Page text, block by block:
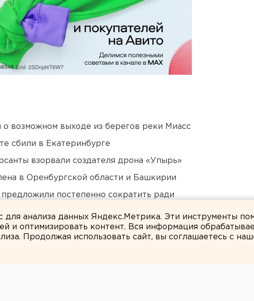
возможном выходе из берегов реки Миасс
сбили в Екатеринбурге
взорвали создателя дрона «Упырь»
в Оренбургской области и Башкирии
предложили постепенно сократить ради
анализа данных Яндекс.Метрика. Эти инструменты
и оптимизировать контент. Вся информация
Продолжая использовать сайт, вы соглашаетесь с